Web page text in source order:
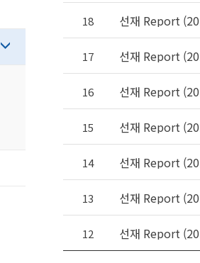
18 선재 Report
17 선재 Report
16 선재 Report
15 선재 Report
14 선재 Report
13 선재 Report
12 선재 Report